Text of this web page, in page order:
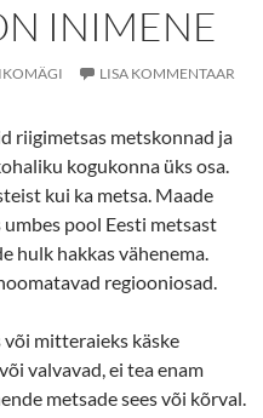
INIMENE
LISA KOMMENTAAR
riigimetsas metskonnad ja
kogukonna üks osa.
kui ka metsa. Maade
pool Eesti metsast
hulk hakkas vähenema.
regiooniosad.
või mitteraieks käske
valvavad, ei tea enam
metsade sees või kõrval.